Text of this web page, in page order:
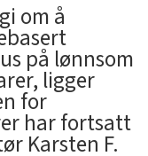
om å
på lønnsom
ligger
for
har fortsatt
Karsten F.